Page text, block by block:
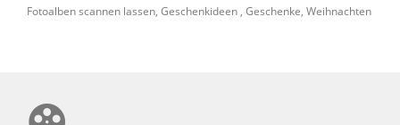
Fotoalben scannen lassen, Geschenkideen , Geschenke, Weihnachten